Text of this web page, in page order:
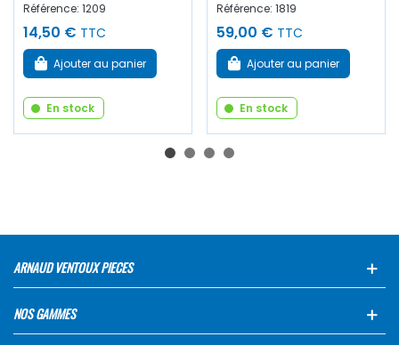
Référence: 1209
14,50 € TTC
Ajouter au panier
En stock
Référence: 1819
59,00 € TTC
Ajouter au panier
En stock
ARNAUD VENTOUX PIECES
NOS GAMMES